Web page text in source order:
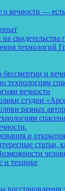
вечности —
опыт
свидетельства
технологий
бессмертии и
технологиям
вечности
студии
разных
и открытия
статьи,
и технике
восстановления